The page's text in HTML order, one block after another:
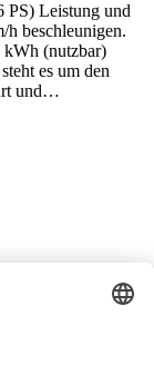
PS) Leistung und
beschleunigen.
kWh (nutzbar)
es um den
und…